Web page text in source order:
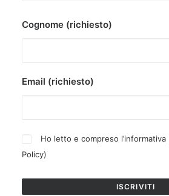
Cognome (richiesto)
Email (richiesto)
Ho letto e compreso l’informativa
Policy)